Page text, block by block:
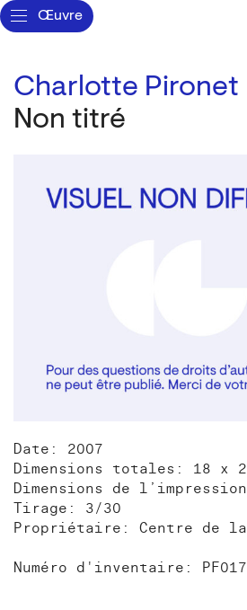
Œuvre
Charlotte Pironet
Non titré
Date: 2007
Dimensions totales: 18 x
Dimensions de
Tirage: 3/30
Propriétaire: Centre de la
Numéro d'inventaire: